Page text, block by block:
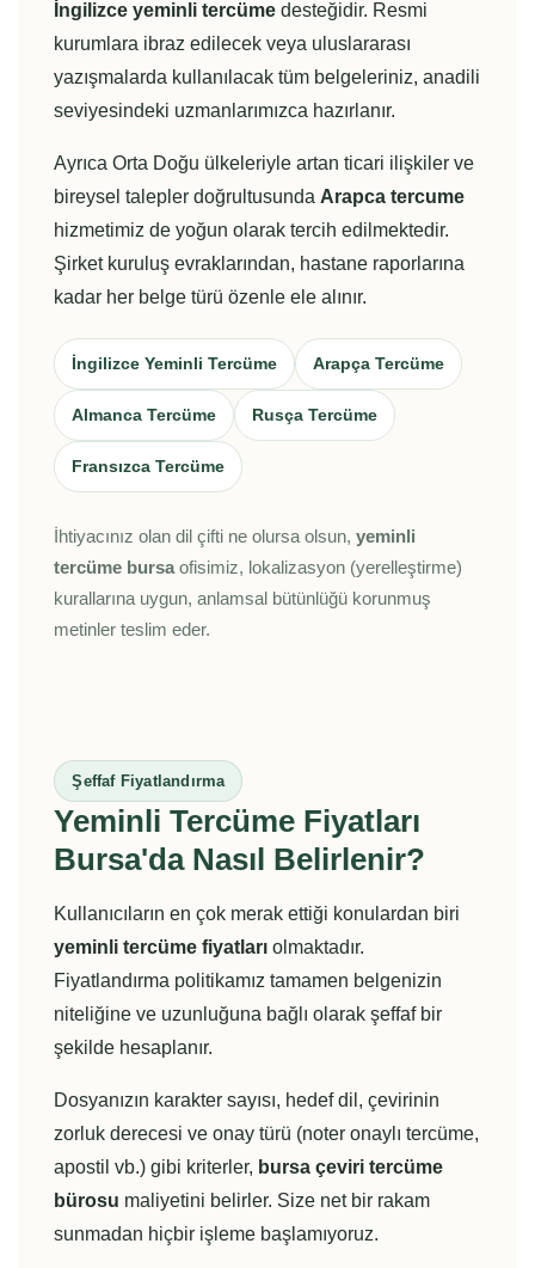
İngilizce yeminli tercüme desteğidir. Resmi
kurumlara ibraz edilecek veya uluslararası
yazışmalarda kullanılacak tüm belgeleriniz, anadili
seviyesindeki uzmanlarımızca hazırlanır.
Ayrıca Orta Doğu ülkeleriyle artan ticari ilişkiler ve
bireysel talepler doğrultusunda Arapca tercume
hizmetimiz de yoğun olarak tercih edilmektedir.
Şirket kuruluş evraklarından, hastane raporlarına
kadar her belge türü özenle ele alınır.
İngilizce Yeminli Tercüme Arapça Tercüme
Almanca Tercüme Rusça Tercüme
Fransızca Tercüme
İhtiyacınız olan dil çifti ne olursa olsun,yeminli
tercüme bursa ofisimiz, lokalizasyon (yerelleştirme)
kurallarına uygun, anlamsal bütünlüğü korunmuş
metinler teslim eder.
Şeffaf Fiyatlandırma
Yeminli Tercüme Fiyatları
Bursa'da Nasıl Belirlenir?
Kullanıcıların en çok merak ettiği konulardan biri
yeminli tercüme fiyatları olmaktadır.
Fiyatlandırma politikamız tamamen belgenizin
niteliğine ve uzunluğuna bağlı olarak şeffaf bir
şekilde hesaplanır.
Dosyanızın karakter sayısı, hedef dil, çevirinin
zorluk derecesi ve onay türü (noter onaylı tercüme,
apostil vb.) gibi kriterler, bursa çeviri tercüme
bürosu maliyetini belirler. Size net bir rakam
sunmadan hiçbir işleme başlamıyoruz.